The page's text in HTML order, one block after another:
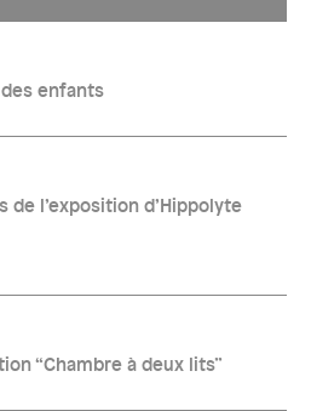
enfants
de l’exposition d’Hippolyte
“Chambre à deux lits”